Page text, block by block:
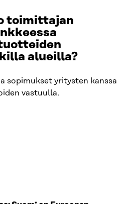
toimittajan
alueilla?
sopimukset yritysten kanssa
vastuulla.